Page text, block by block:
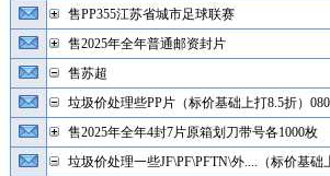
售PP355江苏省城市足球联赛
售2025年全年普通邮资封片
售苏超
垃圾价处理些PP片（标价基础上打8.5折）
售2025年全年4封7片原箱划刀带号各1000枚
垃圾价处理一些JF\PF\PFTN\外....（标价基础